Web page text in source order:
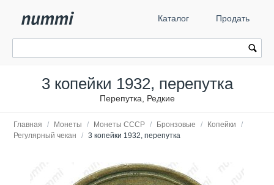
Каталог Продать
3 копейки 1932, перепутка
Перепутка, Редкие
Главная / Монеты / Монеты СССР / Бронзовые / Копейки
/
Регулярный чекан
/ 3 копейки 1932, перепутка